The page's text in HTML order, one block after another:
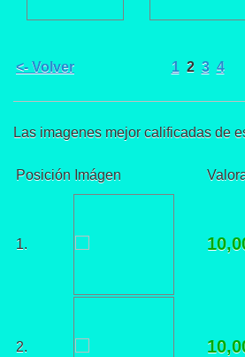
<- Volver 1 2 3 4
Las imagenes mejor calificadas de
Posición Imágen
1.
2.